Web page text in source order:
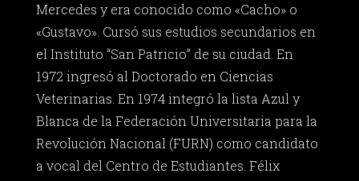
Mercedes y era conocido como «Cacho» o
«Gustavo». Cursó sus estudios secundarios en
el Instituto “San Patricio” de su ciudad. En
1972 ingresó al Doctorado en Ciencias
Veterinarias. En 1974 integró la lista Azul y
Blanca de la Federación Universitaria para la
Revolución Nacional (FURN) como candidato
a vocal del Centro de Estudiantes. Félix